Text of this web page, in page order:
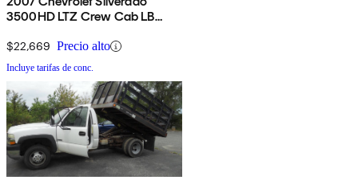
3500HD LTZ Crew Cab LB
$22,669 Precio alto
Incluye tarifas de conc.